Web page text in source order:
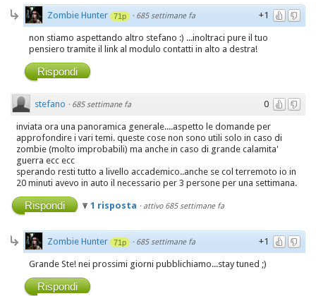
+1
Zombie Hunter 71p · 685 settimane fa
non stiamo aspettando altro stefano :) ...inoltraci pure il tuo
pensiero tramite il link al modulo contatti in alto a destra!
Rispondi
0
stefano · 685 settimane fa
inviata ora una panoramica generale....aspetto le domande per
approfondire i vari temi. queste cose non sono utili solo in caso di
zombie (molto improbabili) ma anche in caso di grande calamita'
guerra ecc ecc
sperando resti tutto a livello accademico..anche se col terremoto io in
20 minuti avevo in auto il necessario per 3 persone per una settimana.
Rispondi 1 risposta · attivo 685 settimane fa
+1
Zombie Hunter 71p · 685 settimane fa
Grande Ste! nei prossimi giorni pubblichiamo...stay tuned ;)
Rispondi